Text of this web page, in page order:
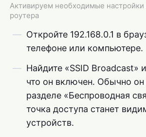
Активируем необходимые настройки
роутера
Откройте 192.168.0.1 в
телефоне или компьютере.
Найдите «SSID Broadcast»
что он включен. Обычно он
разделе «Беспроводная
точка доступа станет
устройств.